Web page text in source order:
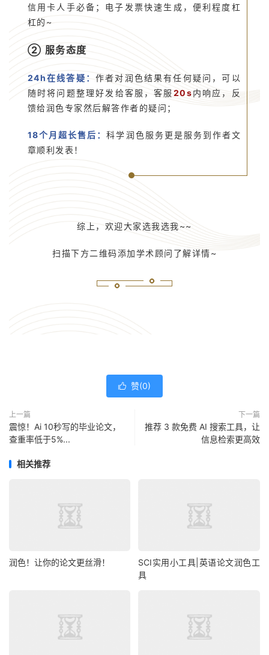
信用卡人手必备；电子发票快速生成，便利程度杠
杠的~
② 服务态度
24h在线答疑：作者对润色结果有任何疑问，可以
随时将问题整理好发给客服，客服 20s内响应，反
馈给润色专家然后解答作者的疑问；
18个月超长售后：科学润色服务更是服务到作者文
章顺利发表！
综上，欢迎大家选我选我~~
扫描下方二维码添加学术顾问了解详情~
 赞(0)
上一篇
震惊！Ai 10秒写的毕业论文，
查重率低于5%...
下一篇
推荐 3 款免费 AI 搜索工具，让
信息检索更高效
相关推荐
润色！让你的论文更丝滑！
SCI实用小工具|英语论文润色工
具